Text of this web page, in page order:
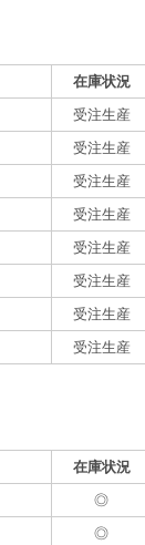
在庫状況
受注生産
受注生産
受注生産
受注生産
受注生産
受注生産
受注生産
受注生産
在庫状況
◎
◎